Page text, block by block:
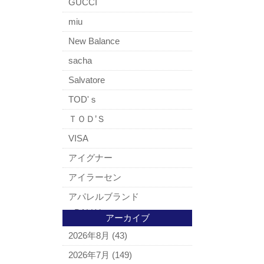
GUCCI
miu
New Balance
sacha
Salvatore
TOD'ｓ
ＴＯＤ’Ｓ
VISA
アイグナー
アイラーセン
アパレルブランド
BALLY
ＵＧＧ
アナスイ
アーカイブ
2026年8月 (43)
2026年7月 (149)